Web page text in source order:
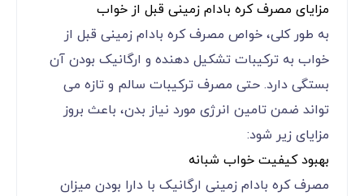
مزایای مصرف کره بادام زمینی قبل از خواب
به طور کلی، خواص مصرف کره بادام زمینی قبل از
خواب به ترکیبات تشکیل دهنده و ارگانیک بودن آن
بستگی دارد. حتی مصرف ترکیبات سالم و تازه می
تواند ضمن تامین انرژی مورد نیاز بدن، باعث بروز
مزایای زیر شود:
بهبود کیفیت خواب شبانه
مصرف کره بادام زمینی ارگانیک با دارا بودن میزان